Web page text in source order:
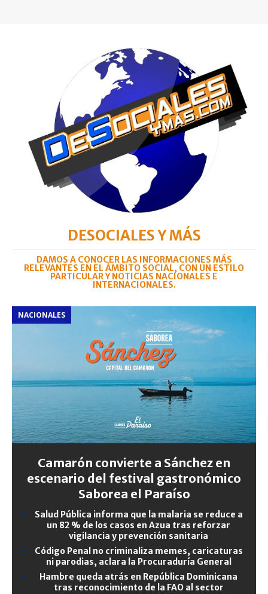
DESOCIALES Y MÁS
DAMOS A CONOCER LAS INFORMACIONES MÁS
RELEVANTES EN EL ÁMBITO SOCIAL, CON UN ESTILO
PARTICULAR Y NOTICIAS NACIONALES E
INTERNACIONALES.
NACIONALES
Camarón convierte a Sánchez en
escenario del festival gastronómico
Saborea el Paraíso
Salud Pública informa que la malaria se reduce a
un 82 % de los casos en Azua tras reforzar
vigilancia y prevención sanitaria
Código Penal no criminaliza memes, caricaturas
ni parodias, aclara la Procuraduría General
Hambre queda atrás en República Dominicana
tras reconocimiento de la FAO al sector